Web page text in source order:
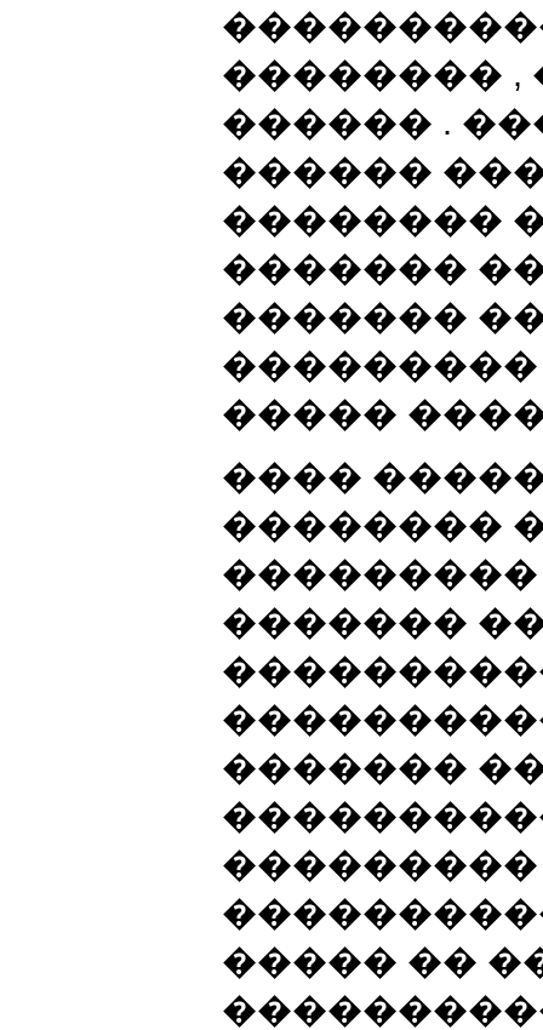
�������� ,
������ .
������
��������
�������
�������
���������
�����
����
��������
�������
�������
���������
����� ��